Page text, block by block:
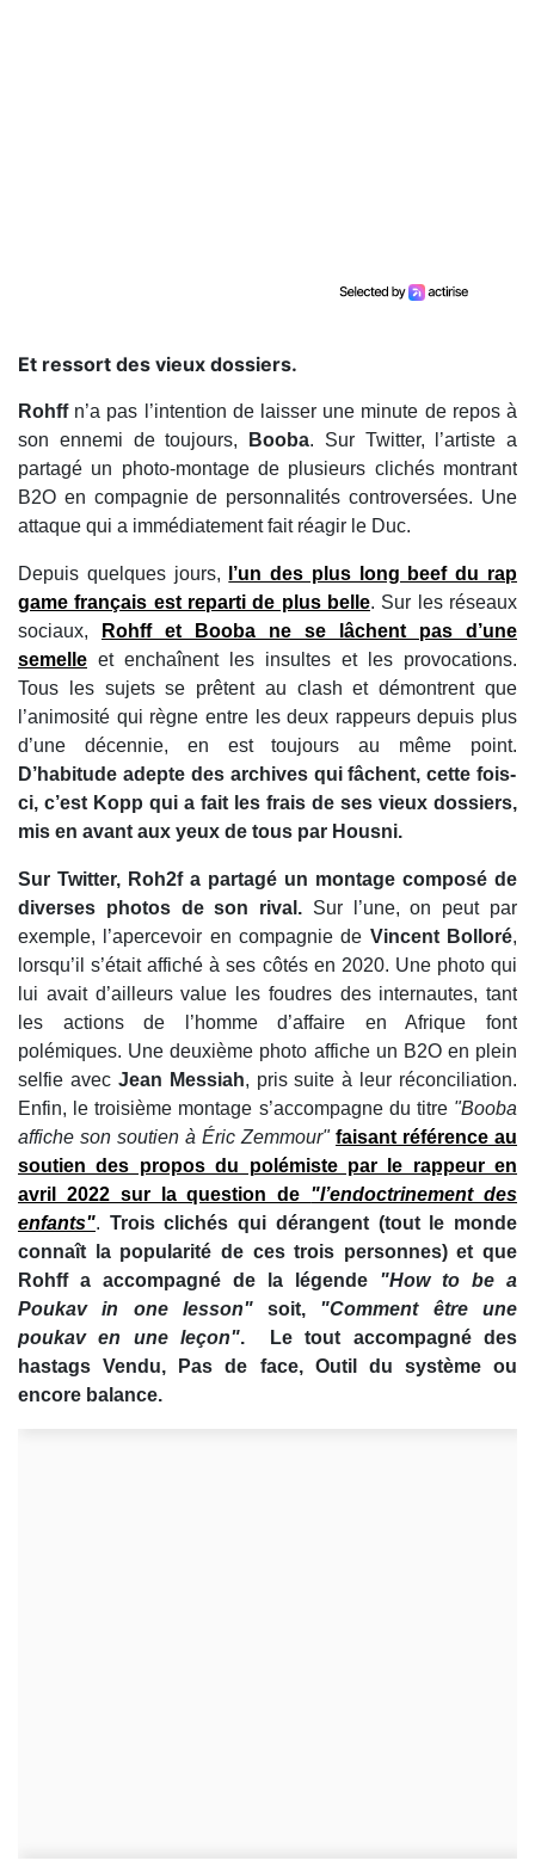
Et ressort des vieux dossiers.
Rohffn’a pas l’intention de laisser une minute de repos à
son ennemi de toujours,
Booba. Sur Twitter, l’artiste a
partagé un photo-montage de plusieurs clichés montrant
B2O en compagnie de personnalités controversées. Une
attaque qui a immédiatement fait réagir le Duc.
Depuis quelques jours,
l’un des plus long beef du rap
game français est reparti de plus belle. Sur les réseaux
sociaux,
Rohff et Booba ne se lâchent pas d’une
semelle et enchaînent les insultes et les provocations.
Tous les sujets se prêtent au clash et démontrent que
l’animosité qui règne entre les deux rappeurs depuis plus
d’une décennie, en est toujours au même point.
D’habitude adepte des archives qui fâchent, cette fois-
ci, c’est Kopp qui a fait les frais de ses vieux dossiers,
mis en avant aux yeux de tous par Housni.
Sur Twitter, Roh2f a partagé un montage composé de
diverses photos de son rival. Sur l’une, on peut par
exemple, l’apercevoir en compagnie de Vincent Bolloré,
lorsqu’il s’était affiché à ses côtés en 2020. Une photo qui
lui avait d’ailleurs value les foudres des internautes, tant
les actions de l’homme d’affaire en Afrique font
polémiques. Une deuxième photo affiche un B2O en plein
selfie avec Jean Messiah, pris suite à leur réconciliation.
Enfin, le troisième montage s’accompagne du titre "Booba
affiche son soutien à Éric Zemmour" faisant référence au
soutien des propos du polémiste par le rappeur en
avril 2022 sur la question de "l’endoctrinement des
enfants". Trois clichés qui dérangent (tout le monde
connaît la popularité de ces trois personnes) et que
Rohff a accompagné de la légende "How to be a
Poukav in one lesson"soit, "Comment être une
poukav en une leçon". Le tout accompagné des
hastags Vendu, Pas de face, Outil du système ou
encore balance.